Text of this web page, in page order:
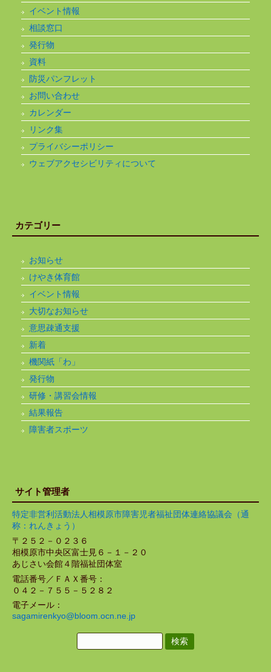
イベント情報
相談窓口
発行物
資料
防災パンフレット
お問い合わせ
カレンダー
リンク集
プライバシーポリシー
ウェブアクセシビリティについて
カテゴリー
お知らせ
けやき体育館
イベント情報
大切なお知らせ
意思疎通支援
新着
機関紙「わ」
発行物
研修・講習会情報
結果報告
障害者スポーツ
サイト管理者
特定非営利活動法人相模原市障害児者福祉団体連絡協議会（通
称：れんきょう）
〒２５２－０２３６
相模原市中央区富士見６－１－２０
あじさい会館４階福祉団体室
電話番号／ＦＡＸ番号：
０４２－７５５－５２８２
電子メール：
sagamirenkyo@bloom.ocn.ne.jp
検
索: